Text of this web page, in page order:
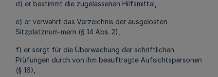
d) er bestimmt die zugelassenen Hilfsmittel,
e) er verwahrt das Verzeichnis der ausgelosten
Sitzplatznum-mern (§ 14 Abs. 2),
f) er sorgt für die Überwachung der schriftlichen
Prüfungen durch von ihm beauftragte Aufsichtspersonen
(§ 16),